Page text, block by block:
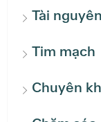
Tài
Tim mạch
Chuyên